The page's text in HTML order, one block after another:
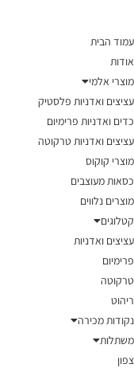
עמוד הבית
אודות
מוצרי אלמי
עציצים ואדניות פלסטיק
כדים ואדניות פרימיום
עציצים ואדניות טרקוטה
מוצרי קוקוס
כסאות מעוצבים
מוצרים נלווים
קטלוגים
עציצים ואדניות
פרימיום
טרקוטה
ריהוט
נקודות מכירה
משתלות
צפון